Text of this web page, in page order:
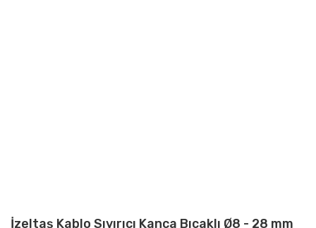
İzeltaş Kablo Sıyırıcı Kanca Bıçaklı Ø8 - 28 mm